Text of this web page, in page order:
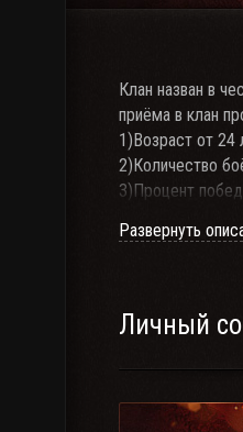
Клан назван в
приёма в клан
1)Возраст от 24
2)Количество
3)Процент
5)Рейтинг
8)Связь RaidCall
Желание играть
Развернуть
Личный